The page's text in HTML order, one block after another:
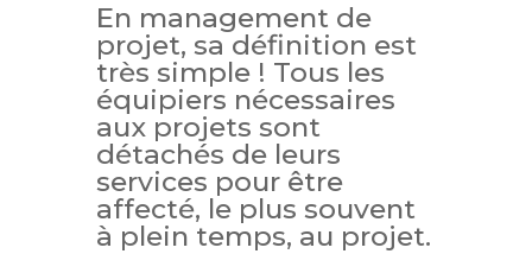
En management de
projet, sa définition est
très simple ! Tous les
équipiers nécessaires
aux projets sont
détachés de leurs
services pour être
affecté, le plus souvent
à plein temps, au projet.